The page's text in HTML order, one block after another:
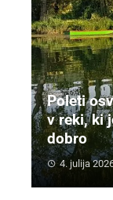
Poleti
v reki, ki
dobro
4. julija